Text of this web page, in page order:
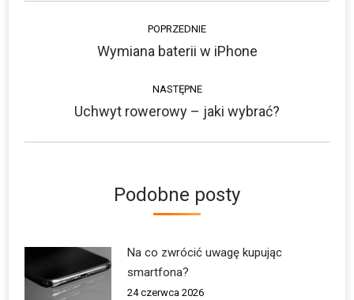
Nawigacja
wpisów
POPRZEDNIE
Poprzedni
Wymiana baterii w iPhone
NASTĘPNE
Następny
Uchwyt rowerowy – jaki wybrać?
Podobne posty
Na co zwrócić uwagę kupując
smartfona?
24 czerwca 2026